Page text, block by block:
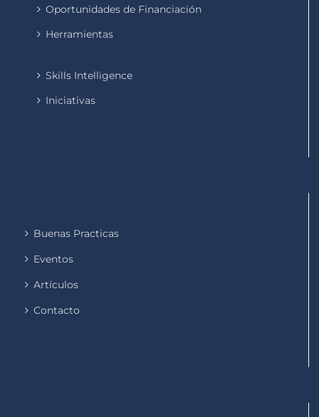
Oportunidades de Financiación
Herramientas
Skills Intelligence
Iniciativas
Buenas Practicas
Eventos
Artículos
Contacto